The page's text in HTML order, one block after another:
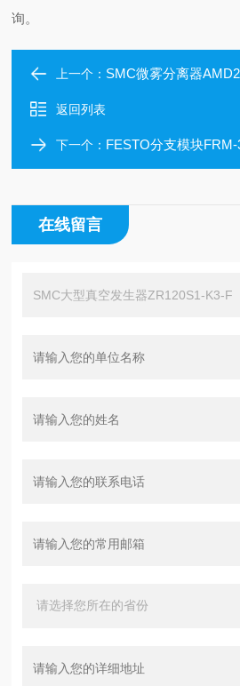
询。
上一个： SMC微雾分离器
返回列表
下一个： FESTO分支模块
在线留言